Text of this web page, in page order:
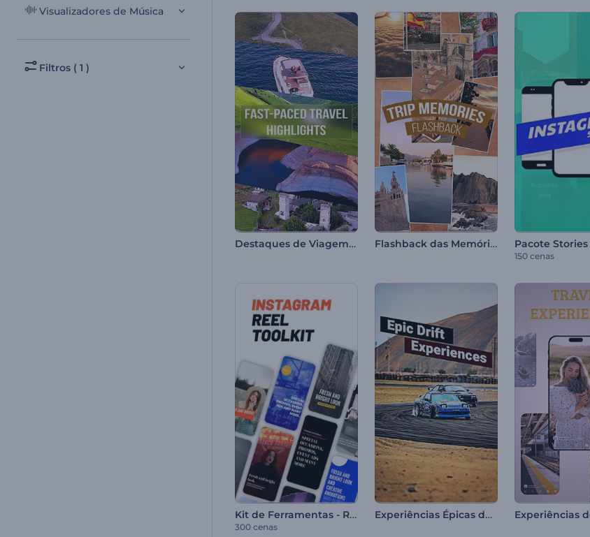
Visualizadores de Música
Filtros ( 1 )
Destaques de Viagem Acelerados Flashback das Memórias da Viagem
150 cenas
Kit de Ferramentas - Reels do Instagram
300 cenas
Experiências Épicas de Drift